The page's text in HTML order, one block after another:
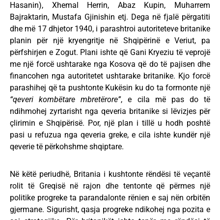
Hasanin), Xhemal Herrin, Abaz Kupin, Muharrem
Bajraktarin, Mustafa Gjinishin etj. Dega në fjalë përgatiti
dhe më 17 dhjetor 1940, i parashtroi autoriteteve britanike
planin për një kryengritje në Shqipërinë e Veriut, pa
përfshirjen e Zogut. Plani ishte që Gani Kryeziu të veprojë
me një forcë ushtarake nga Kosova që do të pajisen dhe
financohen nga autoritetet ushtarake britanike. Kjo forcë
parashihej që ta pushtonte Kukësin ku do ta formonte një
“qeveri kombëtare mbretërore”, e cila më pas do të
ndihmohej zyrtarisht nga qeveria britanike si lëvizjes për
çlirimin e Shqipërisë. Por, një plan i tillë u hodh poshtë
pasi u refuzua nga qeveria greke, e cila ishte kundër një
qeverie të përkohshme shqiptare.
Në këtë periudhë, Britania i kushtonte rëndësi të veçantë
rolit të Greqisë në rajon dhe tentonte që përmes një
politike progreke ta parandalonte rënien e saj nën orbitën
gjermane. Sigurisht, qasja progreke ndikohej nga pozita e